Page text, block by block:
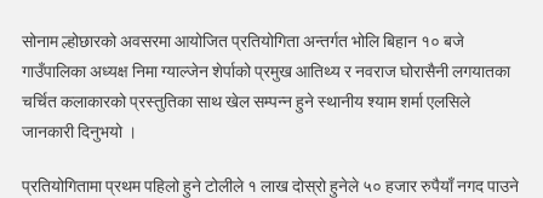
युवा
क्लव
र
भिडने
सोनाम ल्होछारको अवसरमा आयोजित प्रतियोगिता अन्तर्गत भोलि बिहान १० बजे
गाउँपालिका अध्यक्ष निमा ग्याल्जेन शेर्पाको प्रमुख आतिथ्य र नवराज घोरासैनी लगयातका
चर्चित कलाकारको प्रस्तुतिका साथ खेल सम्पन्न हुने स्थानीय श्याम शर्मा एलसिले
जानकारी दिनुभयो ।
प्रतियोगितामा प्रथम पहिलो हुने टोलीले १ लाख दोस्रो हुनेले ५० हजार रुपैयाँ नगद पाउने